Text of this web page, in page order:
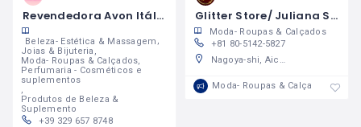
Revendedora Avon Itália
Beleza- Estética & Massagem
Joias & Bijuteria
Moda- Roupas & Calçados
Perfumaria - Cosméticos e
suplementos
Produtos de Beleza &
Suplemento
+39 329 657 8748
Glitter Store/ Juliana Sayuri
Moda- Roupas & Calçados
+81 80-5142-5827
Nagoya-shi, Aichi, Japan 458-0827
Moda- Roupas & Calçados